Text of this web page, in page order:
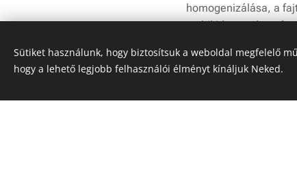
homogenizálása, a
stabil
Másodsorban a
megfelelő küllemű
Sütiket használunk, hogy biztosítsuk a weboldal megfelelő
hogy a lehető legjobb felhasználói élményt kínáljuk Neked.